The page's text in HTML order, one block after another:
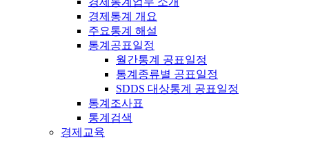
경제통계 개요
주요통계 해설
통계공표일정
월간통계 공표일정
통계종류별 공표일정
SDDS 대상통계 공표일정
통계조사표
통계검색
경제교육